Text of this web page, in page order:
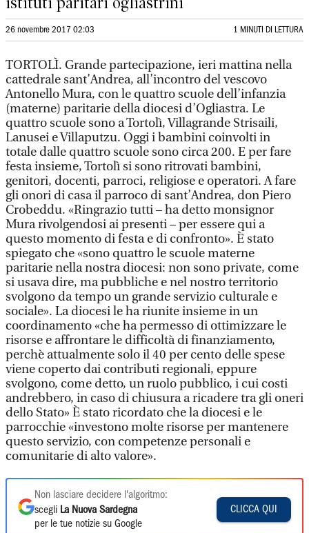
26 novembre 2017 02:03 1 MINUTI DI LETTURA
TORTOLÌ. Grande partecipazione, ieri mattina nella
cattedrale sant’Andrea, all’incontro del vescovo
Antonello Mura, con le quattro scuole dell’infanzia
(materne) paritarie della diocesi d’Ogliastra. Le
quattro scuole sono a Tortolì, Villagrande Strisaili,
Lanusei e Villaputzu. Oggi i bambini coinvolti in
totale dalle quattro scuole sono circa 200. E per fare
festa insieme, Tortolì si sono ritrovati bambini,
genitori, docenti, parroci, religiose e operatori. A fare
gli onori di casa il parroco di sant’Andrea, don Piero
Crobeddu. «Ringrazio tutti – ha detto monsignor
Mura rivolgendosi ai presenti – per essere qui a
questo momento di festa e di confronto». È stato
spiegato che «sono quattro le scuole materne
paritarie nella nostra diocesi: non sono private, come
si usava dire, ma pubbliche e nel nostro territorio
svolgono da tempo un grande servizio culturale e
sociale». La diocesi le ha riunite insieme in un
coordinamento «che ha permesso di ottimizzare le
risorse e affrontare le difficoltà di finanziamento,
perchè attualmente solo il 40 per cento delle spese
viene coperto dai contributi regionali, eppure
svolgono, come detto, un ruolo pubblico, i cui costi
andrebbero, in caso di chiusura a ricadere tra gli oneri
dello Stato» È stato ricordato che la diocesi e le
parrocchie «investono molte risorse per mantenere
questo servizio, con competenze personali e
comunitarie di alto valore».
Non lasciare decidere l'algoritmo:
scegli La Nuova Sardegna
per le tue notizie su Google
CLICCA QUI